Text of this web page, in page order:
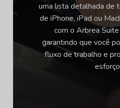
uma lista detalhada de
de iPhone, iPad ou
com o Arbrea
garantindo que você
fluxo de trabalho e